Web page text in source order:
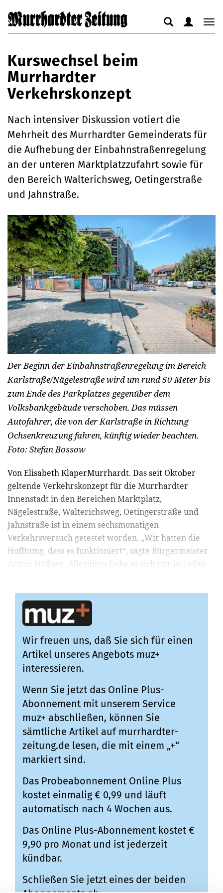
anzeigen
Suche
anzeigen
Kurswechsel beim
Murrhardter
Verkehrskonzept
Nach intensiver Diskussion votiert die
Mehrheit des Murrhardter Gemeinderats für
die Aufhebung der Einbahnstraßenregelung
an der unteren Marktplatzzufahrt sowie für
den Bereich Walterichsweg, Oetingerstraße
und Jahnstraße.
Der Beginn der Einbahnstraßenregelung im Bereich
Karlstraße/Nägelestraße wird um rund 50 Meter bis
zum Ende des Parkplatzes gegenüber dem
Volksbankgebäude verschoben. Das müssen
Autofahrer, die von der Karlstraße in Richtung
Ochsenkreuzung fahren, künftig wieder beachten.
Foto: Stefan Bossow
Von Elisabeth KlaperMurrhardt. Das seit Oktober
geltende Verkehrskonzept für die Murrhardter
Innenstadt in den Bereichen Marktplatz,
Nägelestraße, Walterichsweg, Oetingerstraße und
Jahnstraße ist in einem sechsmonatigen
Verkehrsversuch getestet worden. „Wir hatten die
Hoffnung, dass es funktioniert“, sagte Bürgermeister
Armin Mößner. Allerdings habe es sich nur in Teilen
Wir freuen uns, daß Sie sich für einen
Artikel unseres Angebots muz+
interessieren.
Wenn Sie jetzt das Online Plus-
Abonnement mit unserem Service
muz+ abschließen, können Sie
sämtliche Artikel auf murrhardter-
zeitung.de lesen, die mit einem „+“
markiert sind.
Das Probeabonnement Online Plus
kostet einmalig € 0,99 und läuft
automatisch nach 4 Wochen aus.
Das Online Plus-Abonnement kostet €
9,90 pro Monat und ist jederzeit
kündbar.
Schließen Sie jetzt eines der beiden